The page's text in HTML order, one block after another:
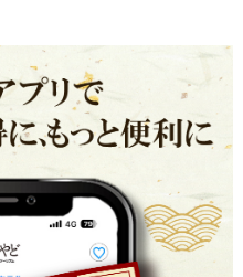
北海道 定山渓温泉
定山渓ビューホテル
プ】和洋中約60種バイキングプラ
ン
37%
1名 17,300円
円～ 税込